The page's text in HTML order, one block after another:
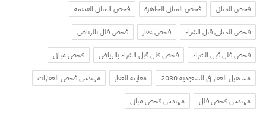
فحص المباني فحص المباني الجاهزة فحص المباني القديمة
فحص المنازل قبل الشراء فحص عقار فحص فلل بالرياض
فحص فلل قبل الشراء فحص فلل قبل الشراء بالرياض فحص مباني
مستقبل العقار في السعودية 2030 معاينة العقار مهندس فحص العقارات
مهندس فحص فلل مهندس فحص مباني